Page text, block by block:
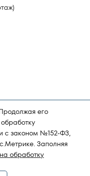
и продвижение сайта
его
с законом №152-ФЗ,
Заполняя
обработку